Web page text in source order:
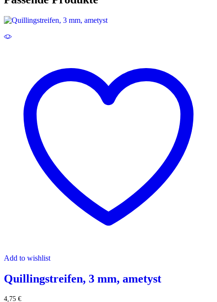
Add to wishlist
Quillingstreifen, 3 mm, ametyst
4,75 €